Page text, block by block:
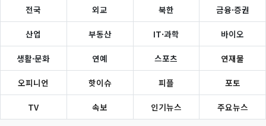
전국 외교 북한 금융·증권
산업 부동산 IT·과학 바이오
생활·문화 연예 스포츠 연재물
오피니언 핫이슈 피플 포토
TV 속보 인기뉴스 주요뉴스